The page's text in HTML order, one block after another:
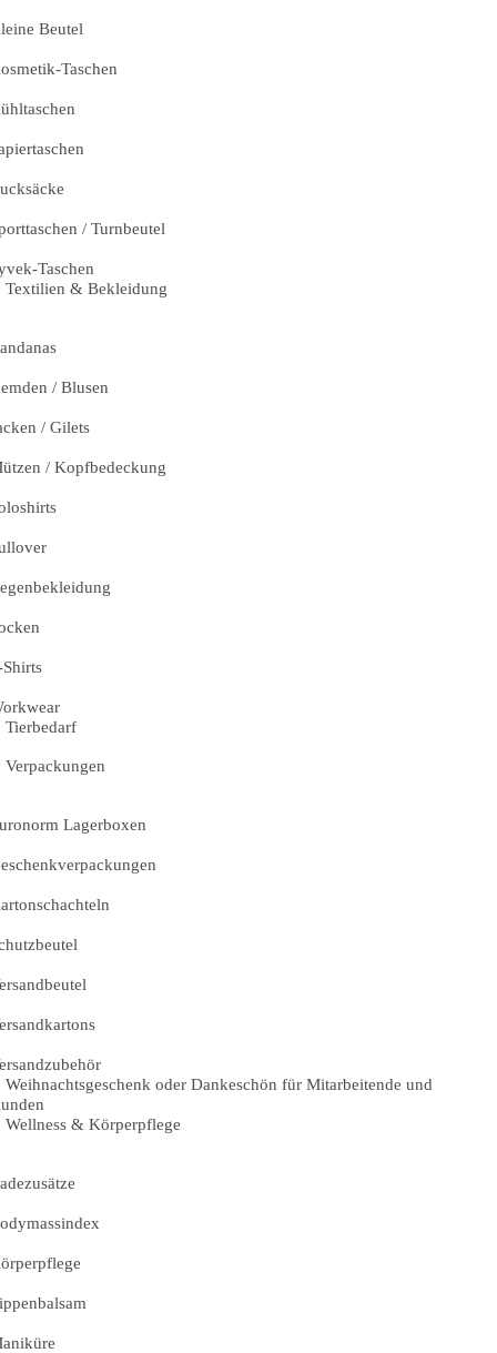
Beutel
Taschen
/ Turnbeutel
Taschen
Textilien & Bekleidung
/ Blusen
/ Gilets
/ Kopfbedeckung
Shirts
Tierbedarf
Verpackungen
Lagerboxen
Weihnachtsgeschenk oder Dankeschön für Mitarbeitende und
Wellness & Körperpflege